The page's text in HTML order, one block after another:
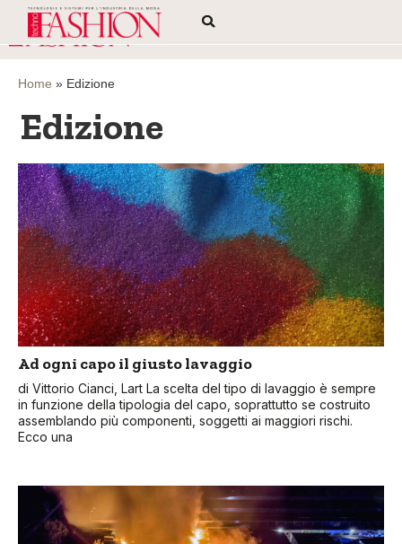
Home » Edizione
Edizione
Ad ogni capo il giusto lavaggio
di Vittorio Cianci, Lart La scelta del tipo di lavaggio è sempre
in funzione della tipologia del capo, soprattutto se costruito
assemblando più componenti, soggetti ai maggiori rischi.
Ecco una